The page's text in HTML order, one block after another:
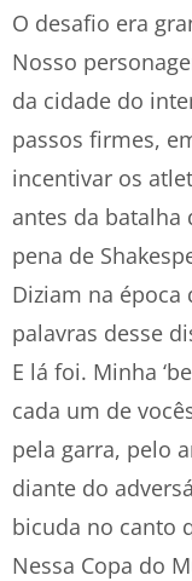
O desafio era
Nosso
da cidade do
passos firmes,
incentivar os
antes da batalha
pena de
Diziam na época
palavras desse
E lá foi. Minha
cada um de
pela garra, pelo
diante do
bicuda no canto
Nessa Copa do